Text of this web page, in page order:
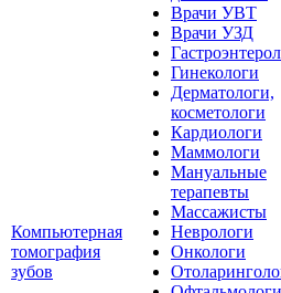
Компьютерная
томография
зубов
Врачи УВТ
Врачи УЗД
Гинекологи
Дерматологи,
косметологи
Кардиологи
Маммологи
Мануальные
терапевты
Массажисты
Неврологи
Онкологи